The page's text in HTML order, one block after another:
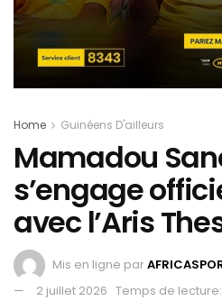
Home Guinéens D'ailleurs
Mamadou
s’engage
avec l’Aris
Mis en ligne par
2 juillet 2026 Temps de